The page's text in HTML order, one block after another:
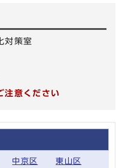
対策室
注意ください
中京区 東山区